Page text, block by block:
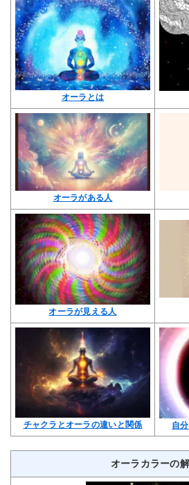
オーラとは
オーラがある人
オーラが見える人
チャクラとオーラの違いと関係 自
オーラカラーの